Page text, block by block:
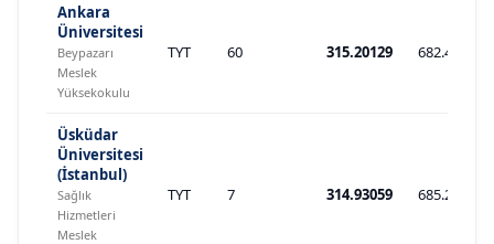
Ankara
Üniversitesi
Beypazarı
Meslek
Yüksekokulu
TYT 60 315.20129 682.413
Üsküdar
Üniversitesi
(İstanbul)
Sağlık
Hizmetleri
Meslek
TYT 7 314.93059 685.231